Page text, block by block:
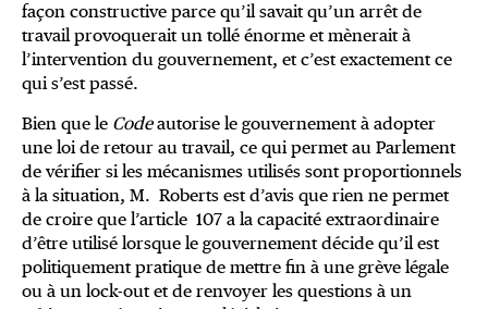
façon constructive parce qu’il savait qu’un arrêt de
travail provoquerait un tollé énorme et mènerait à
l’intervention du gouvernement, et c’est exactement ce
qui s’est passé.
Bien que le Codeautorise le gouvernement à adopter
une loi de retour au travail, ce qui permet au Parlement
de vérifier si les mécanismes utilisés sont proportionnels
à la situation, M. Roberts est d’avis que rien ne permet
de croire que l’article 107 a la capacité extraordinaire
d’être utilisé lorsque le gouvernement décide qu’il est
politiquement pratique de mettre fin à une grève légale
ou à un lock-out et de renvoyer les questions à un